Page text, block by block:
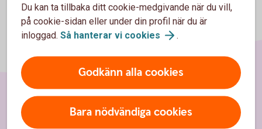
Du kan ta tillbaka ditt cookie-medgivande när du vill,
på cookie-sidan eller under din profil när du är
inloggad. Så hanterar vi cookies .
Godkänn alla cookies
Bara nödvändiga cookies
Sidfot
Hitta snabbt